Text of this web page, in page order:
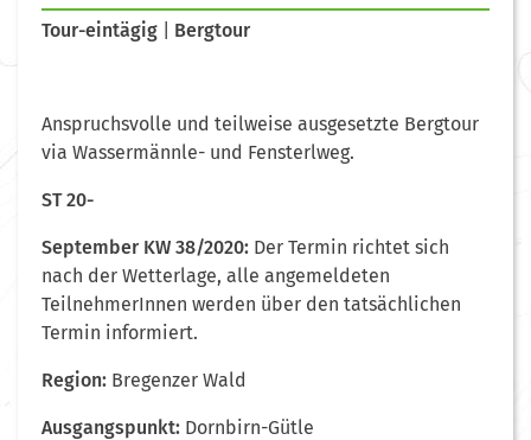
Tour-eintägig Bergtour
Anspruchsvolle und teilweise ausgesetzte Bergtour
via Wassermännle- und Fensterlweg.
ST 20-
September KW 38/2020: Der Termin richtet sich
nach der Wetterlage, alle angemeldeten
TeilnehmerInnen werden über den tatsächlichen
Termin informiert.
Region: Bregenzer Wald
Ausgangspunkt: Dornbirn-Gütle